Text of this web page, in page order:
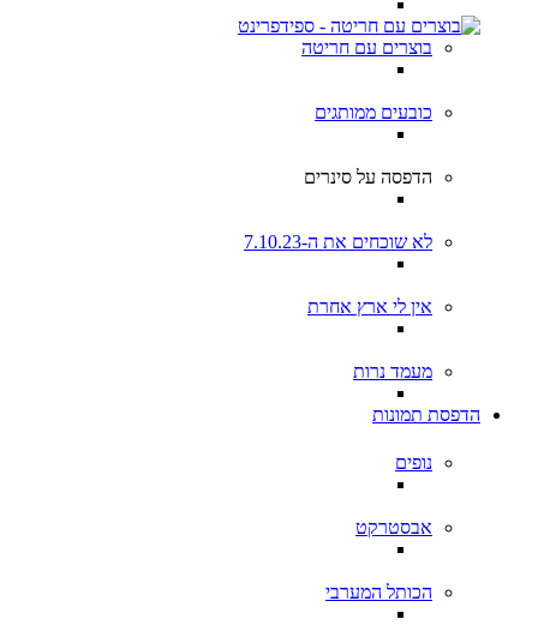
בוצרים עם חריטה
כובעים ממותגים
הדפסה על סינרים
לא שוכחים את ה-7.10.23
אין לי ארץ אחרת
מעמד נרות
הדפסת תמונות
נופים
אבסטרקט
הכותל המערבי